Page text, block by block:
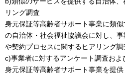
リング調査
身元保証等高齢者サポート事業に類
の自治体・社会福祉協議会に対し、
や契約プロセスに関するヒアリング調
c)事業者に対するアンケート調査およ
身元保証等高齢者サポート事業を提